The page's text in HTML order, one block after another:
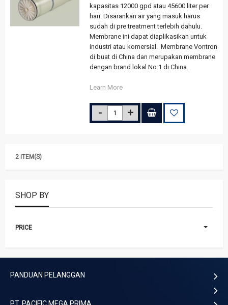
kapasitas 12000 gpd atau 45600 liter per
hari. Disarankan air yang masuk harus
sudah di pre treatment terlebih dahulu.
Membrane ini dapat diaplikasikan untuk
industri atau komersial. Membrane Vontron
di buat di China dan merupakan membrane
dengan brand lokal No.1 di China.
Learn More
2 ITEM(S)
SHOP BY
PRICE
PANDUAN PELANGGAN
PT. PACIFIC MEGA PRIMA